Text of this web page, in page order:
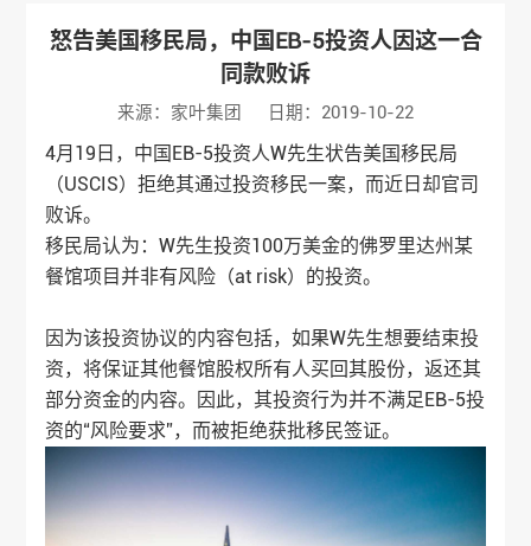
怒告美国移民局，中国EB-5投资人因这一合
同款败诉
来源：家叶集团 日期：2019-10-22
4月19日，中国EB-5投资人W先生状告美国移民局
（USCIS）拒绝其通过投资移民一案，而近日却官司
败诉。
移民局认为：W先生投资100万美金的佛罗里达州某
餐馆项目并非有风险（at risk）的投资。
因为该投资协议的内容包括，如果W先生想要结束投
资，将保证其他餐馆股权所有人买回其股份，返还其
部分资金的内容。因此，其投资行为并不满足EB-5投
资的“风险要求”，而被拒绝获批移民签证。